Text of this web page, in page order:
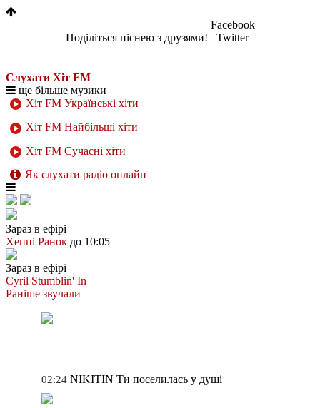
Поділіться піснею з друзями!
Facebook
Twitter
Слухати Хіт FM
ще більше музики
Хіт FM Українські хіти
Хіт FM Найбільші хіти
Хіт FM Сучасні хіти
Як слухати радіо онлайн
Зараз в ефірі
Хеппі Ранок до 10:05
Зараз в ефірі
Cyril Stumblin' In
Раніше звучали
02:24 NIKITIN Ти поселилась у душі